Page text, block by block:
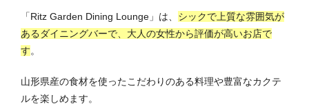
「Ritz Garden Dining Lounge」は、 シックで上質な雰囲気が
あるダイニングバーで、大人の女性から評価が高いお店で
す。
山形県産の食材を使ったこだわりのある料理や豊富なカクテ
ルを楽しめます。